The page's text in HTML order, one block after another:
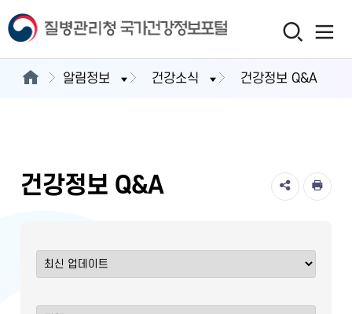
알림정보 건강소식 건강정보 Q&A
건강정보 Q&A